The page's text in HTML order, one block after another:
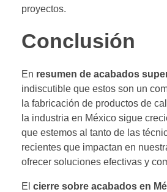
proyectos.
Conclusión
En resumen de acabados
indiscutible que estos son un
la fabricación de productos de
la industria en México sigue
que estemos al tanto de las
recientes que impactan en
ofrecer soluciones efectivas y
El cierre sobre acabados en